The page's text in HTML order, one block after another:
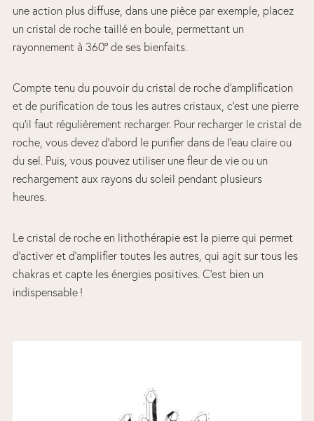
une action plus diffuse, dans une pièce par exemple, placez
un cristal de roche taillé en boule, permettant un
rayonnement à 360° de ses bienfaits.
Compte tenu du pouvoir du cristal de roche d’amplification
et de purification de tous les autres cristaux, c’est une pierre
qu’il faut régulièrement recharger. Pour recharger le cristal de
roche, vous devez d’abord le purifier dans de l’eau claire ou
du sel. Puis, vous pouvez utiliser une fleur de vie ou un
rechargement aux rayons du soleil pendant plusieurs
heures.
Le cristal de roche en lithothérapie est la pierre qui permet
d’activer et d’amplifier toutes les autres, qui agit sur tous les
chakras et capte les énergies positives. C’est bien un
indispensable !